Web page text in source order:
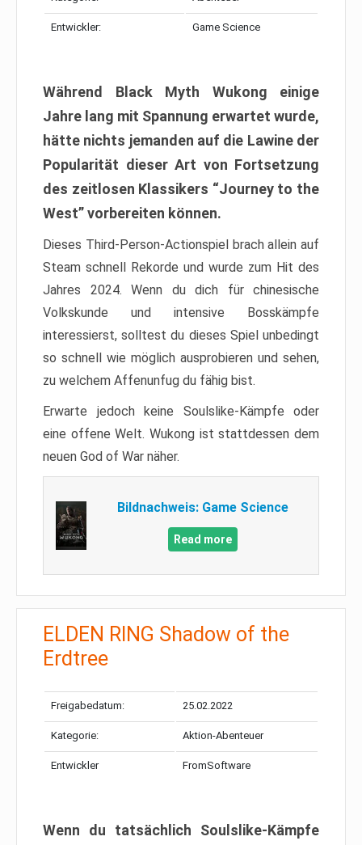
Entwickler: Game Science
Während Black Myth Wukong einige
Jahre lang mit Spannung erwartet wurde,
hätte nichts jemanden auf die Lawine der
Popularität dieser Art von Fortsetzung
des zeitlosen Klassikers “Journey to the
West” vorbereiten können.
Dieses Third-Person-Actionspiel brach allein auf
Steam schnell Rekorde und wurde zum Hit des
Jahres 2024. Wenn du dich für chinesische
Volkskunde und intensive Bosskämpfe
interessierst, solltest du dieses Spiel unbedingt
so schnell wie möglich ausprobieren und sehen,
zu welchem Affenunfug du fähig bist.
Erwarte jedoch keine Soulslike-Kämpfe oder
eine offene Welt. Wukong ist stattdessen dem
neuen God of War näher.
Bildnachweis: Game Science
Read more
ELDEN RING Shadow of the
Erdtree
Freigabedatum: 25.02.2022
Kategorie: Aktion-Abenteuer
Entwickler FromSoftware
Wenn du tatsächlich Soulslike-Kämpfe